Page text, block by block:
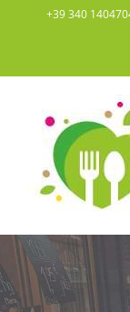
contenuto
+39 340